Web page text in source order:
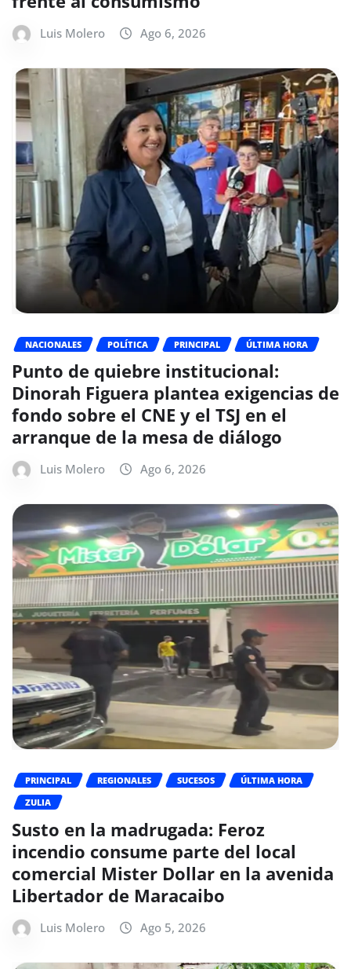
Luis Molero Ago 6, 2026
NACIONALES POLÍTICA PRINCIPAL ÚLTIMA HORA
Punto de quiebre institucional:
Dinorah Figuera plantea exigencias de
fondo sobre el CNE y el TSJ en el
arranque de la mesa de diálogo
Luis Molero Ago 6, 2026
PRINCIPAL REGIONALES SUCESOS
ÚLTIMA HORA
ZULIA
Susto en la madrugada: Feroz
incendio consume parte del local
comercial Mister Dollar en la avenida
Libertador de Maracaibo
Luis Molero Ago 5, 2026